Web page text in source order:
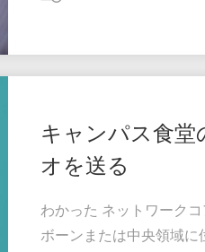
キャンパス食堂
オを送る
わかった ネットワーク
ボーンまたは中央領域に